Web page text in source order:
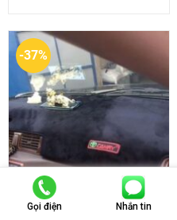
-37%
Thảm Taplo Camry 1998-
Gọi điện Nhắn tin